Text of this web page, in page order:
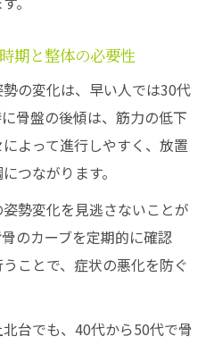
期と整体の必要性
の変化は、早い人では30代
骨盤の後傾は、筋力の低下
よって進行しやすく、放置
つながります。
勢変化を見逃さないことが
のカーブを定期的に確認
ことで、症状の悪化を防ぐ
台でも、40代から50代で骨